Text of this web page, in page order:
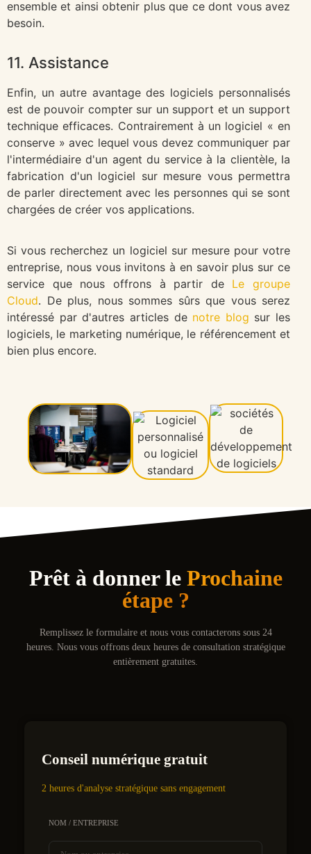
ensemble et ainsi obtenir plus que ce dont vous avez
besoin.
11. Assistance
Enfin, un autre avantage des logiciels personnalisés
est de pouvoir compter sur un support et un support
technique efficaces. Contrairement à un logiciel « en
conserve » avec lequel vous devez communiquer par
l'intermédiaire d'un agent du service à la clientèle, la
fabrication d'un logiciel sur mesure vous permettra
de parler directement avec les personnes qui se sont
chargées de créer vos applications.
Si vous recherchez un logiciel sur mesure pour votre
entreprise, nous vous invitons à en savoir plus sur ce
service que nous offrons à partir de Le groupe
Cloud. De plus, nous sommes sûrs que vous serez
intéressé par d'autres articles de notre blog sur les
logiciels, le marketing numérique, le référencement et
bien plus encore.
Prêt à donner le Prochaine
étape ?
Remplissez le formulaire et nous vous contacterons sous 24
heures. Nous vous offrons deux heures de consultation stratégique
entièrement gratuites.
Conseil numérique gratuit
2 heures d'analyse stratégique sans engagement
NOM / ENTREPRISE